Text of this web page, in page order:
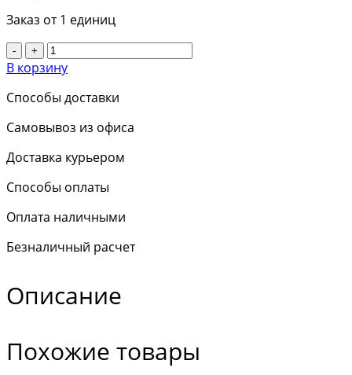
Заказ от 1 единиц
- +
В корзину
Способы доставки
Самовывоз из офиса
Доставка курьером
Способы оплаты
Оплата наличными
Безналичный расчет
Описание
Похожие товары